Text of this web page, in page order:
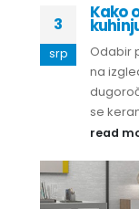
3
srp
Kako
Odabir
na
se
read